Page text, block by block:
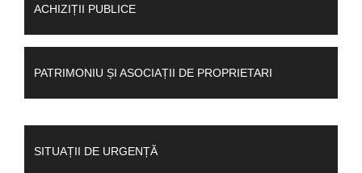
ACHIZIȚII PUBLICE
PATRIMONIU ȘI ASOCIAȚII DE PROPRIETARI
SITUAȚII DE URGENȚĂ